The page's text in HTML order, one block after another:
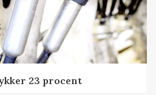
23 procent